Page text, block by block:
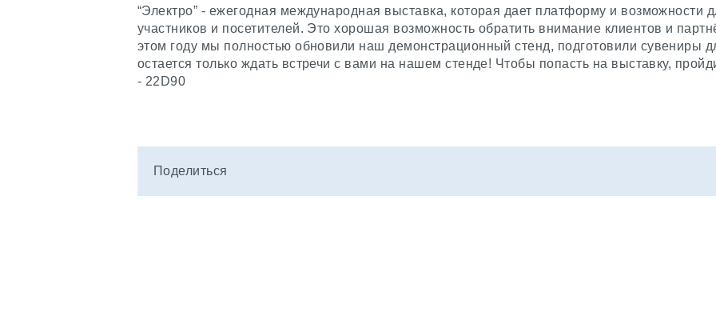
“Электро” - ежегодная международная выставка, которая дает платформу и возможности
участников и посетителей. Это хорошая возможность обратить внимание клиентов и
этом году мы полностью обновили наш демонстрационный стенд, подготовили сувениры
остается только ждать встречи с вами на нашем стенде! Чтобы попасть на выставку,
- 22D90
Поделиться